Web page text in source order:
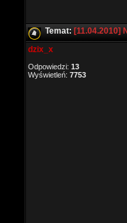
Temat: [11.04.2010]
dzix_x
Odpowiedzi: 13
Wyświetleń: 7753